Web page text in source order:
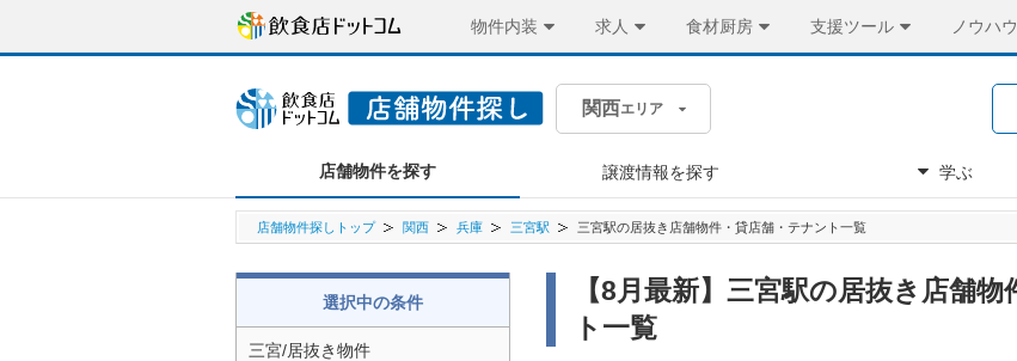
物件内装 求人 食材厨房 支援ツール ノウハウ
関西エリア
店舗物件を探す 譲渡情報を探す 学ぶ
店舗物件探しトップ 関西 兵庫 三宮駅 三宮駅の居抜き店舗物件・貸店舗・テナント一覧
選択中の条件
三宮/居抜き物件
【8月最新】三宮駅の居抜き店舗
ト一覧